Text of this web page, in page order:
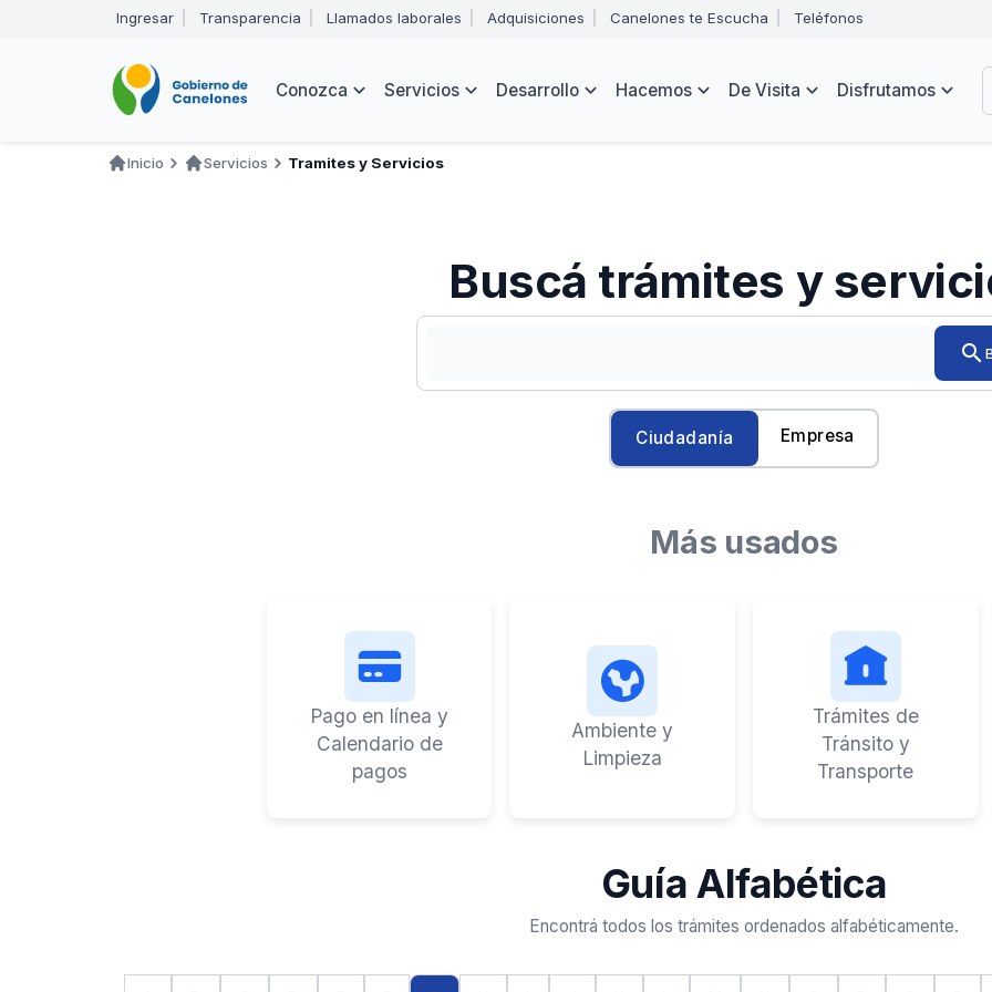
de
Abrir
menú
navegación
Ingresar Transparencia Llamados laborales Adquisiciones Canelones te Escucha Teléfonos
Navegación
Conozca Servicios Desarrollo Hacemos De Visita Disfrutamos
Inicio Servicios Tramites y Servicios
Buscá trámites y
o
servicio
quieras
search
Ciudadanía Empresa
Más usados
Pago en línea y
Calendario de
pagos
Ambiente y
Limpieza
Trámites de
Tránsito y
Transporte
Guía Alfabética
Encontrá todos los trámites ordenados alfabéticamente.